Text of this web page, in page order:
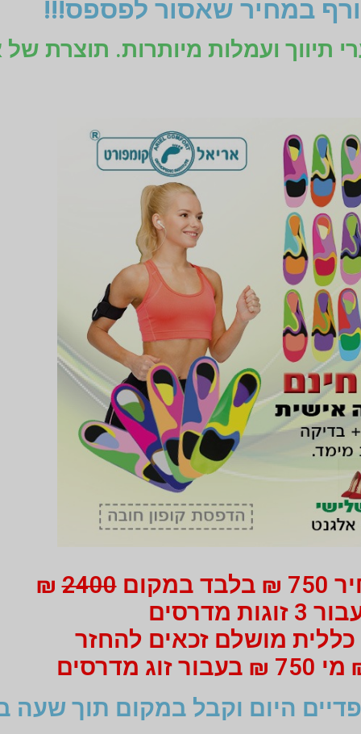
במחיר שאסור לפספס!!!
תיווך ועמלות מיותרות. תוצרת
2400
₪
3 זוגות מדרסים
כללית מושלם זכאים להחזר
היום וקבל במקום תוך שעה